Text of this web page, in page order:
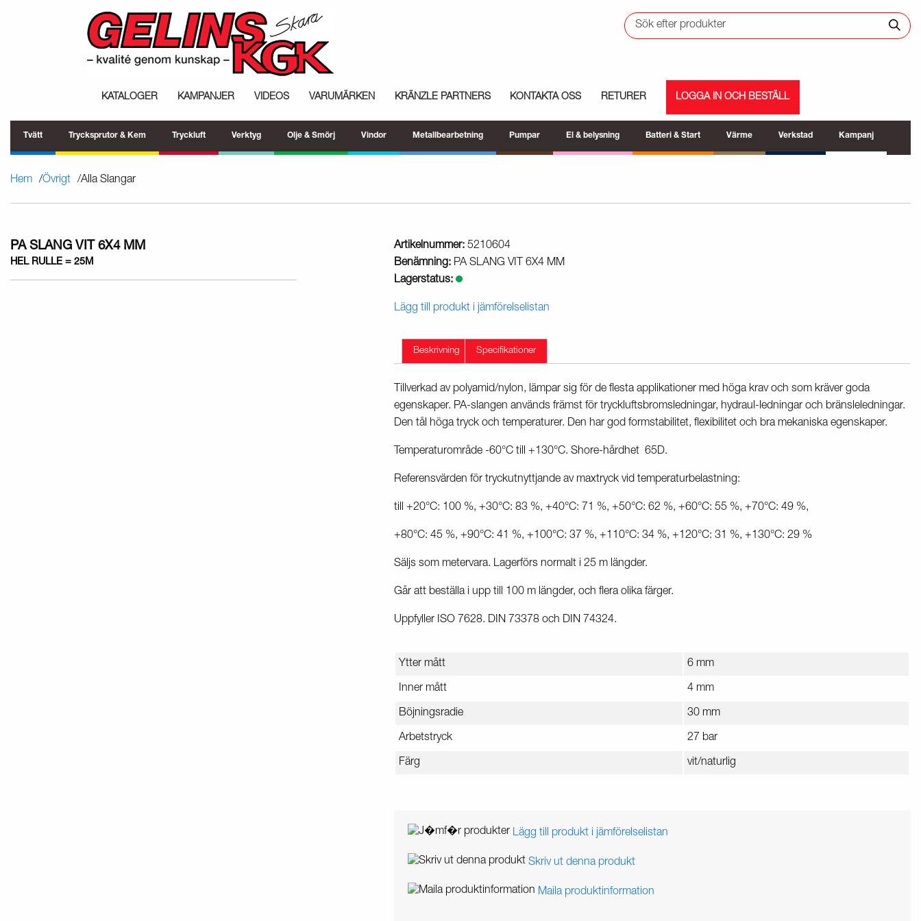
KATALOGER KAMPANJER VIDEOS VARUMÄRKEN KRÄNZLE PARTNERS KONTAKTA OSS RETURER LOGGA IN OCH BESTÄLL
Tvätt Trycksprutor & Kem Tryckluft Verktyg Olje & Smörj Vindor Metallbearbetning Pumpar El & belysning Batteri & Start Värme Verkstad Kampanj
Hem Övrigt Alla Slangar
PA SLANG VIT 6X4 MM
HEL RULLE = 25M
Artikelnummer: 5210604
Benämning: PA SLANG VIT 6X4 MM
Lagerstatus:
Lägg till produkt i jämförelselistan
Beskrivning Specifikationer
Tillverkad av polyamid/nylon, lämpar sig för de flesta applikationer med höga krav och som kräver goda
egenskaper. PA-slangen används främst för tryckluftsbromsledningar, hydraul-ledningar och bränsleledningar.
Den tål höga tryck och temperaturer. Den har god formstabilitet, flexibilitet och bra mekaniska egenskaper.
Temperaturområde -60°C till +130°C. Shore-hårdhet 65D.
Referensvärden för tryckutnyttjande av maxtryck vid temperaturbelastning:
till +20°C: 100 %, +30°C: 83 %, +40°C: 71 %, +50°C: 62 %, +60°C: 55 %, +70°C: 49 %,
+80°C: 45 %, +90°C: 41 %, +100°C: 37 %, +110°C: 34 %, +120°C: 31 %, +130°C: 29 %
Säljs som metervara. Lagerförs normalt i 25 m längder.
Går att beställa i upp till 100 m längder, och flera olika färger.
Uppfyller ISO 7628. DIN 73378 och DIN 74324.
Ytter mått 6 mm
Inner mått 4 mm
Böjningsradie 30 mm
Arbetstryck 27 bar
Färg vit/naturlig
Lägg till produkt i jämförelselistan
Skriv ut denna produkt
Maila produktinformation